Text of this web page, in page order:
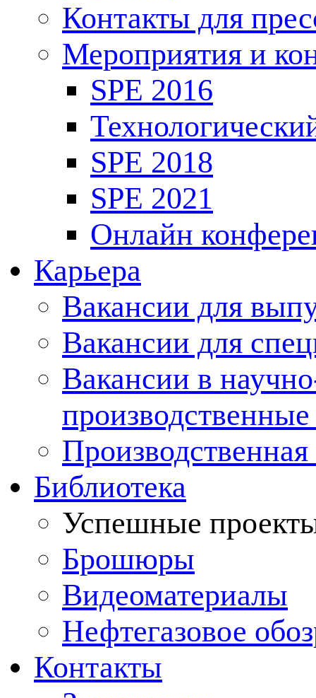
Контакты для
Мероприятия и
SPE 2016
SPE 2018
SPE 2021
Онлайн
Карьера
Вакансии для
Вакансии для
Вакансии в
Производственная
Библиотека
Успешные
Брошюры
Видеоматериалы
Нефтегазовое
Контакты